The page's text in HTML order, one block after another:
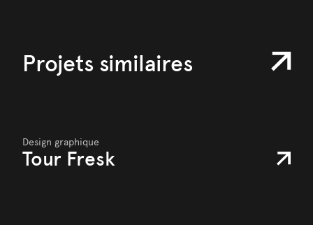
Projets similaires
Design graphique
Tour Fresk